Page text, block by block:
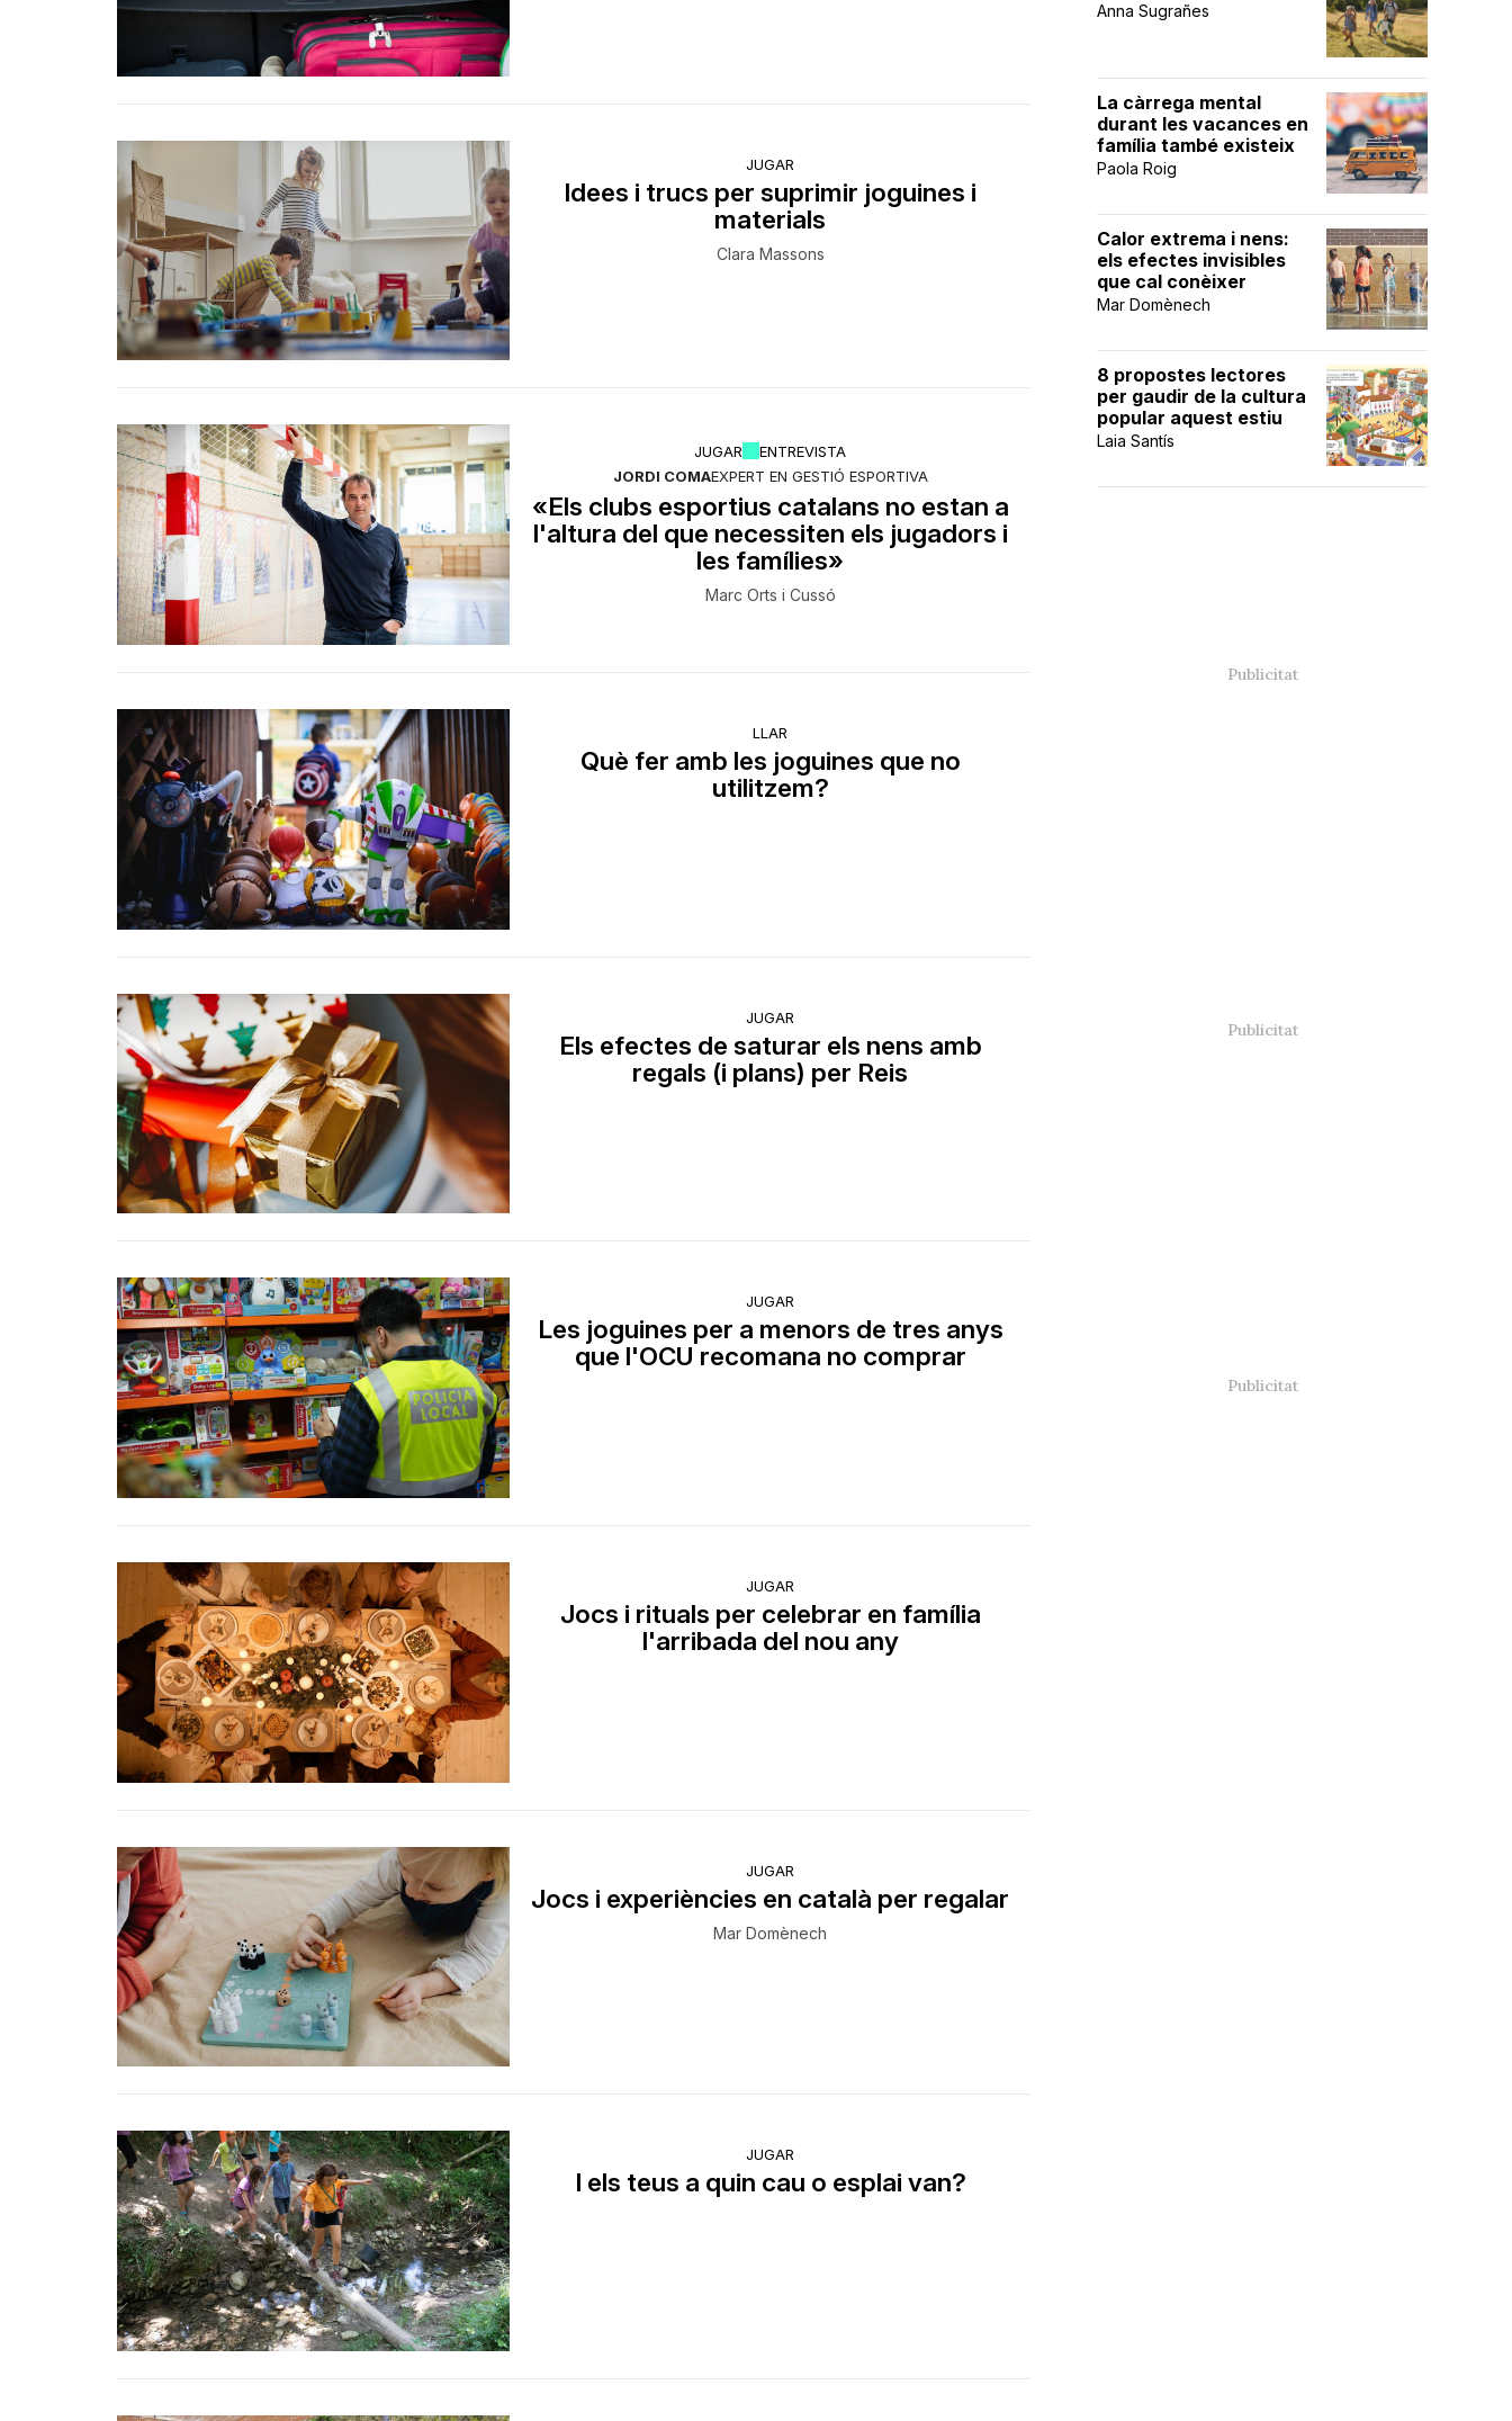
JUGAR
Idees i trucs per suprimir joguines i
materials
Clara Massons
JUGAR
ENTREVISTA
JORDI COMAEXPERT EN GESTIÓ ESPORTIVA
«Els clubs esportius catalans no estan a
l'altura del que necessiten els jugadors i
les famílies»
Marc Orts i Cussó
LLAR
Què fer amb les joguines que no
utilitzem?
JUGAR
Els efectes de saturar els nens amb
regals (i plans) per Reis
JUGAR
Les joguines per a menors de tres anys
que l'OCU recomana no comprar
JUGAR
Jocs i rituals per celebrar en família
l'arribada del nou any
JUGAR
Jocs i experiències en català per regalar
Mar Domènech
JUGAR
I els teus a quin cau o esplai van?
Anna Sugrañes
La càrrega mental
durant les vacances en
família també existeix
Paola Roig
Calor extrema i nens:
els efectes invisibles
que cal conèixer
Mar Domènech
8 propostes lectores
per gaudir de la cultura
popular aquest estiu
Laia Santís